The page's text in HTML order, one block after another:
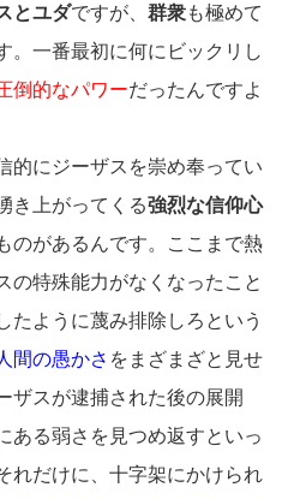
とユダですが、 群衆も極めて
。一番最初に何にビックリし
倒的なパワーだったんですよ
的にジーザスを崇め奉ってい
き上がってくる強烈な信仰心
のがあるんです。ここまで熱
の特殊能力がなくなったこと
たように蔑み排除しろという
間の愚かさ をまざまざと見せ
ザスが逮捕された後の展開
ある弱さを見つめ返すといっ
れだけに、十字架にかけられ